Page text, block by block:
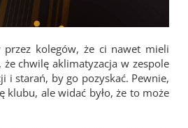
przez kolegów, że ci nawet mieli
chwilę aklimatyzacja w zespole
i starań, by go pozyskać. Pewnie,
klubu, ale widać było, że to może